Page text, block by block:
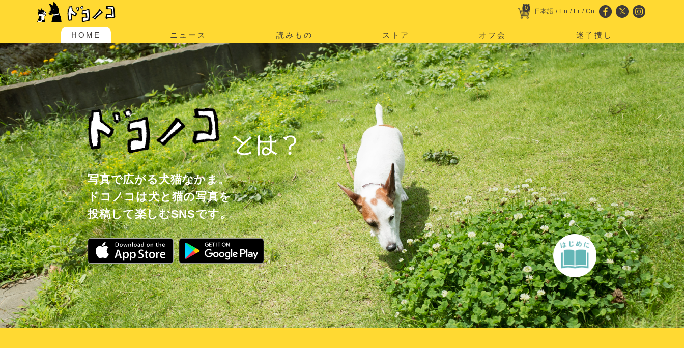
0 日本語 / En / Fr /Cn
HOME ニュース 読みもの ストア オフ会 迷子捜し
写真で広がる犬猫なかま。
ドコノコは犬と猫の写真を
投稿して楽しむSNSです。